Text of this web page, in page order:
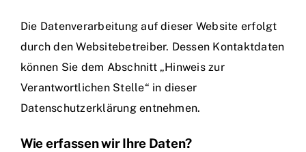
Die Datenverarbeitung auf dieser Website erfolgt
durch den Websitebetreiber. Dessen Kontaktdaten
können Sie dem Abschnitt „Hinweis zur
Verantwortlichen Stelle“ in dieser
Datenschutzerklärung entnehmen.
Wie erfassen wir Ihre Daten?